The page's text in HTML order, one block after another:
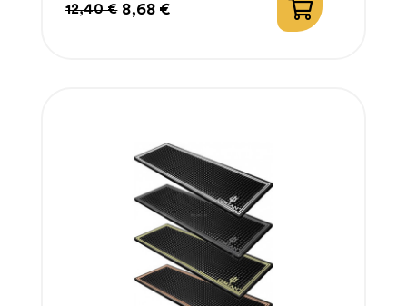
Prezzo
12,40 €
Prezzo
8,68 €